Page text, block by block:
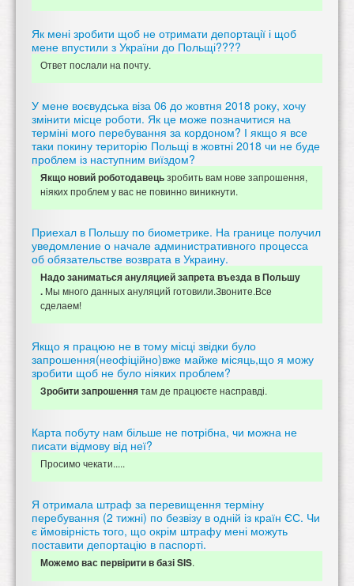
Як мені зробити щоб не отримати депортації і щоб
мене впустили з України до Польщі????
Ответ послали на почту.
У мене воєвудська віза 06 до жовтня 2018 року, хочу
змінити місце роботи. Як це може позначитися на
терміні мого перебування за кордоном? І якщо я все
таки покину територію Польщі в жовтні 2018 чи не буде
проблем із наступним виїздом?
Якщо новий роботодавецьзробить вам нове запрошення,
ніяких проблем у вас не повинно виникнути.
Приехал в Польшу по биометрике. На границе получил
уведомление о начале административного процесса
об обязательстве возврата в Украину.
Надо заниматься ануляцией запрета въезда в Польшу
. Мы много данных ануляций готовили.Звоните.Все
сделаем!
Якщо я працюю не в тому місці звідки було
запрошення(неофіційно)вже майже місяць,що я можу
зробити щоб не було ніяких проблем?
Зробити запрошеннятам де працюєте насправді.
Карта побуту нам більше не потрібна, чи можна не
писати відмову від неї?
Просимо чекати.....
Я отримала штраф за перевищення терміну
перебування (2 тижні) по безвізу в одній із країн ЄС. Чи
є ймовірність того, що окрім штрафу мені можуть
поставити депортацію в паспорті.
Можемо вас первірити в базі SIS.